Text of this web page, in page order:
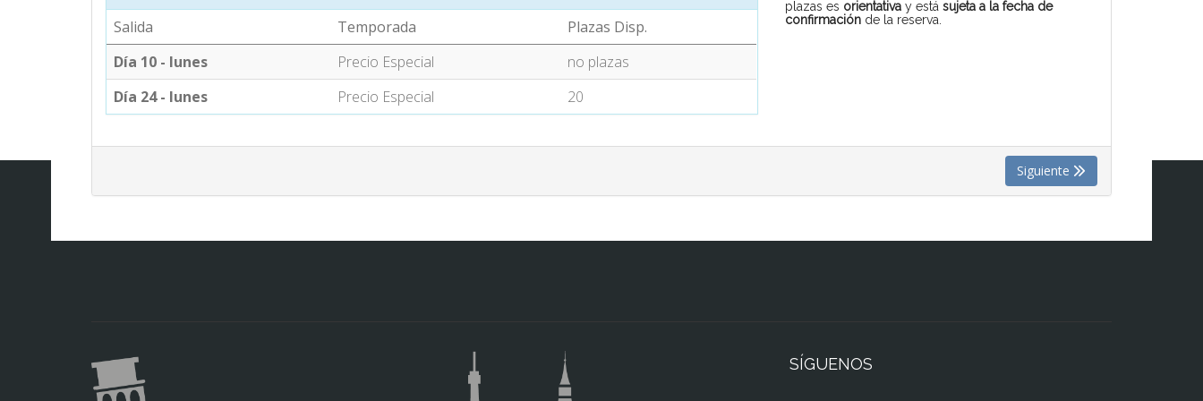
Salida
Temporada
Plazas Disp.
Día 10 - lunes
Precio Especial
no plazas
Día 24 - lunes
Precio Especial 20
plazas es orientativay está sujeta a la fecha de
confirmaciónde la reserva.
Siguiente
SÍGUENOS